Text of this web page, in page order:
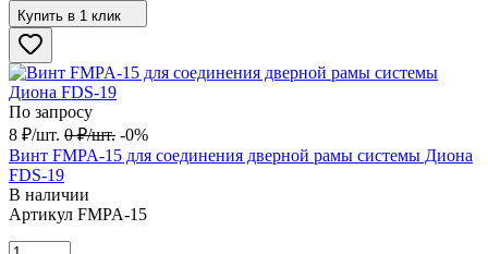
Купить в 1 клик
По запросу
8 ₽/шт. 0 ₽/шт. -0%
Винт FMPA-15 для соединения дверной рамы системы Диона
FDS-19
В наличии
Артикул FMPA-15